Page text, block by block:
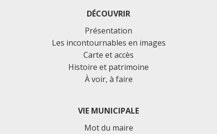
DÉCOUVRIR
Présentation
Les incontournables en images
Carte et accès
Histoire et patrimoine
À voir, à faire
VIE MUNICIPALE
Mot du maire